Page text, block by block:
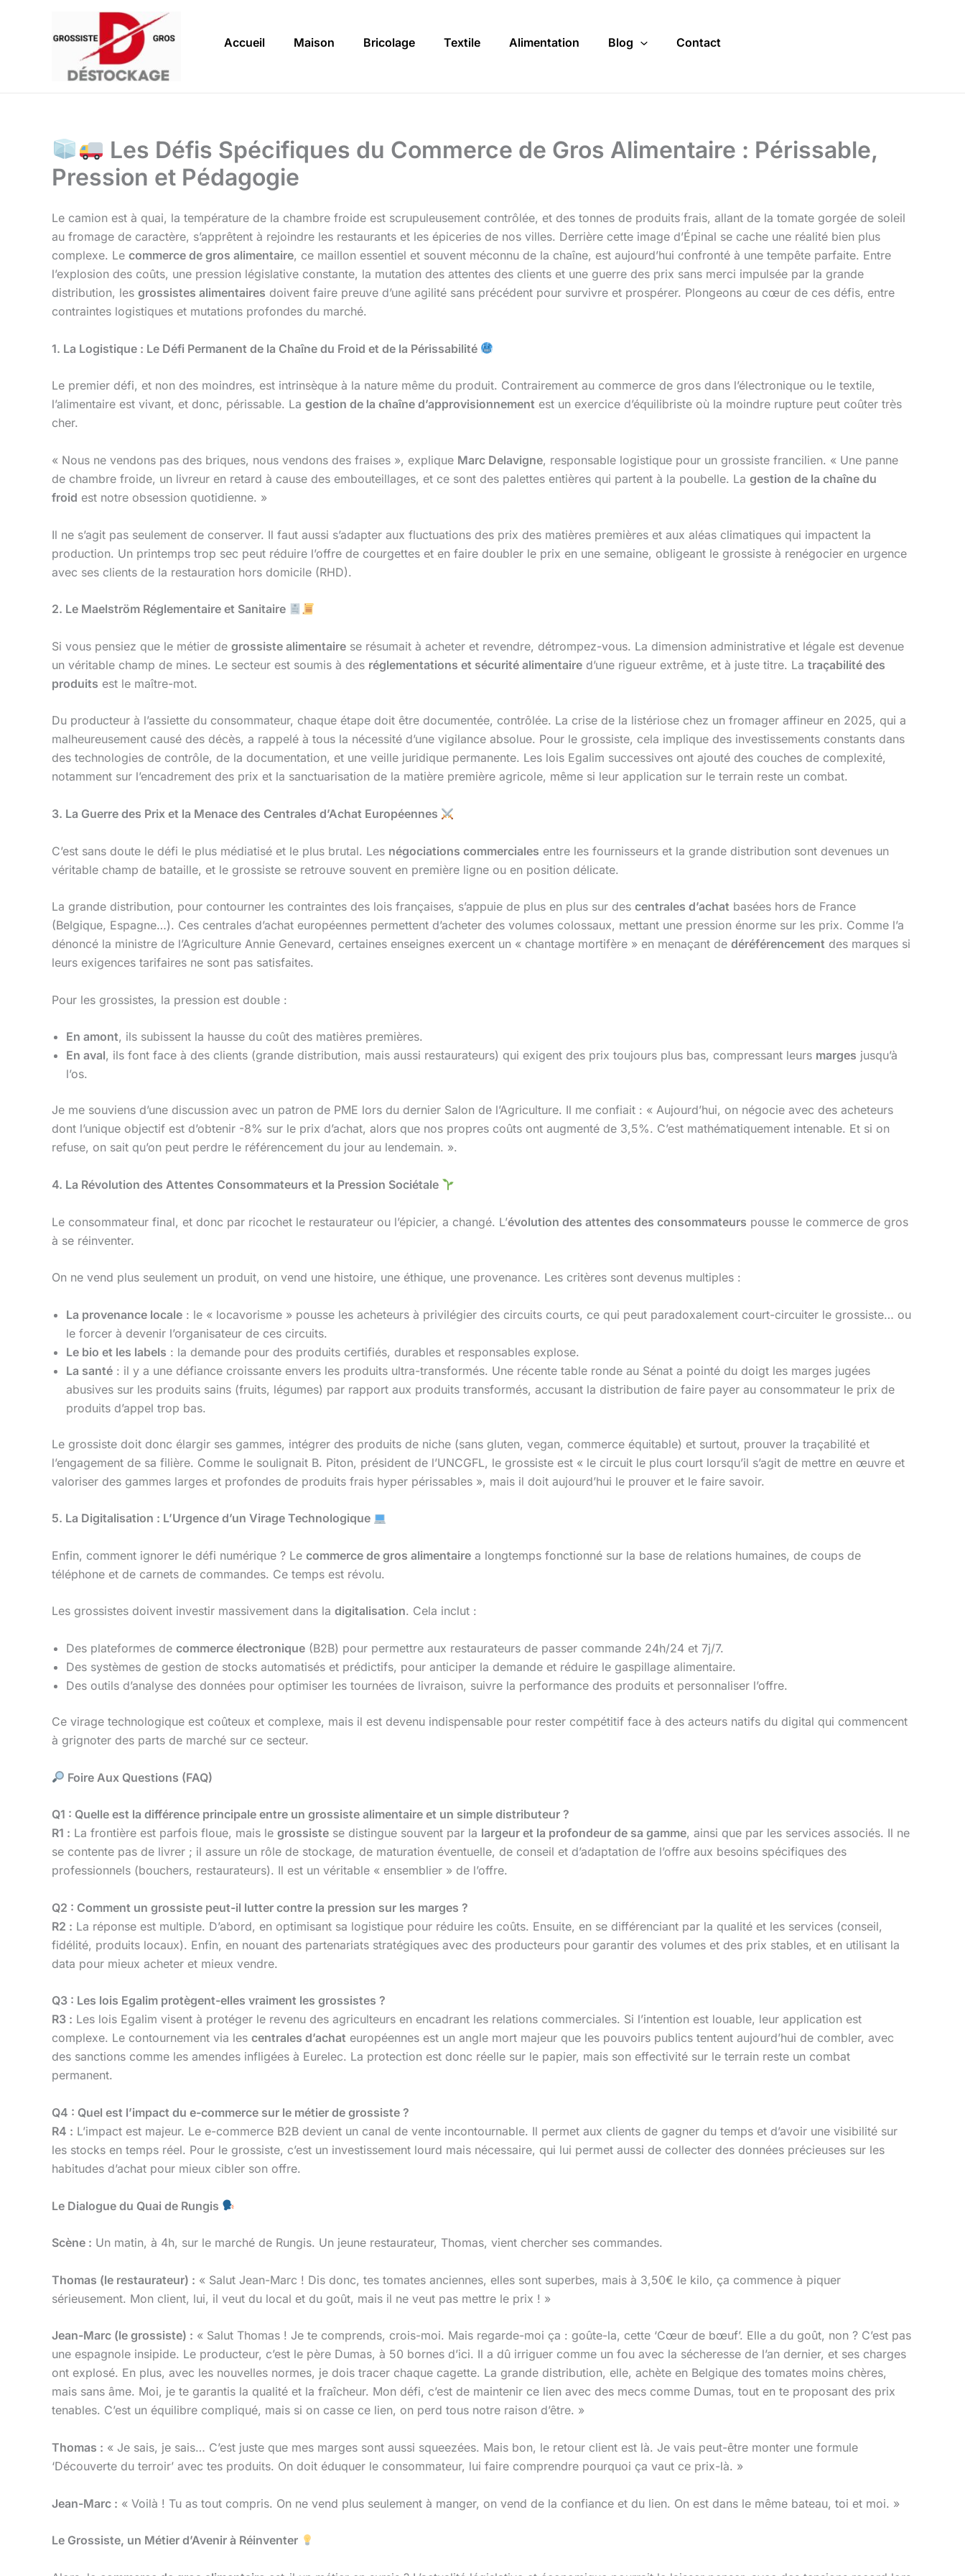
Accueil Maison Bricolage Textile Alimentation Blog Contact
Les Défis Spécifiques du Commerce de Gros Alimentaire : Périssable,
Pression et Pédagogie
Le camion est à quai, la température de la chambre froide est scrupuleusement contrôlée, et des tonnes de produits frais, allant de la tomate gorgée de soleil
au fromage de caractère, s’apprêtent à rejoindre les restaurants et les épiceries de nos villes. Derrière cette image d’Épinal se cache une réalité bien plus
complexe. Le commerce de gros alimentaire, ce maillon essentiel et souvent méconnu de la chaîne, est aujourd’hui confronté à une tempête parfaite. Entre
l’explosion des coûts, une pression législative constante, la mutation des attentes des clients et une guerre des prix sans merci impulsée par la grande
distribution, les grossistes alimentaires doivent faire preuve d’une agilité sans précédent pour survivre et prospérer. Plongeons au cœur de ces défis, entre
contraintes logistiques et mutations profondes du marché.
1. La Logistique : Le Défi Permanent de la Chaîne du Froid et de la Périssabilité
Le premier défi, et non des moindres, est intrinsèque à la nature même du produit. Contrairement au commerce de gros dans l’électronique ou le textile,
l’alimentaire est vivant, et donc, périssable. La gestion de la chaîne d’approvisionnement est un exercice d’équilibriste où la moindre rupture peut coûter très
cher.
« Nous ne vendons pas des briques, nous vendons des fraises », explique Marc Delavigne, responsable logistique pour un grossiste francilien. « Une panne
de chambre froide, un livreur en retard à cause des embouteillages, et ce sont des palettes entières qui partent à la poubelle. La gestion de la chaîne du
froid est notre obsession quotidienne. »
Il ne s’agit pas seulement de conserver. Il faut aussi s’adapter aux fluctuations des prix des matières premières et aux aléas climatiques qui impactent la
production. Un printemps trop sec peut réduire l’offre de courgettes et en faire doubler le prix en une semaine, obligeant le grossiste à renégocier en urgence
avec ses clients de la restauration hors domicile (RHD).
2. Le Maelström Réglementaire et Sanitaire
Si vous pensiez que le métier de grossiste alimentaire se résumait à acheter et revendre, détrompez-vous. La dimension administrative et légale est devenue
un véritable champ de mines. Le secteur est soumis à des réglementations et sécurité alimentaire d’une rigueur extrême, et à juste titre. La traçabilité des
produits est le maître-mot.
Du producteur à l’assiette du consommateur, chaque étape doit être documentée, contrôlée. La crise de la listériose chez un fromager affineur en 2025, qui a
malheureusement causé des décès, a rappelé à tous la nécessité d’une vigilance absolue. Pour le grossiste, cela implique des investissements constants dans
des technologies de contrôle, de la documentation, et une veille juridique permanente. Les lois Egalim successives ont ajouté des couches de complexité,
notamment sur l’encadrement des prix et la sanctuarisation de la matière première agricole, même si leur application sur le terrain reste un combat.
3. La Guerre des Prix et la Menace des Centrales d’Achat Européennes
C’est sans doute le défi le plus médiatisé et le plus brutal. Les négociations commerciales entre les fournisseurs et la grande distribution sont devenues un
véritable champ de bataille, et le grossiste se retrouve souvent en première ligne ou en position délicate.
La grande distribution, pour contourner les contraintes des lois françaises, s’appuie de plus en plus sur des centrales d’achat basées hors de France
(Belgique, Espagne…). Ces centrales d’achat européennes permettent d’acheter des volumes colossaux, mettant une pression énorme sur les prix. Comme l’a
dénoncé la ministre de l’Agriculture Annie Genevard, certaines enseignes exercent un « chantage mortifère » en menaçant de déréférencement des marques si
leurs exigences tarifaires ne sont pas satisfaites.
Pour les grossistes, la pression est double :
En amont, ils subissent la hausse du coût des matières premières.
En aval, ils font face à des clients (grande distribution, mais aussi restaurateurs) qui exigent des prix toujours plus bas, compressant leurs marges jusqu’à
l’os.
Je me souviens d’une discussion avec un patron de PME lors du dernier Salon de l’Agriculture. Il me confiait : « Aujourd’hui, on négocie avec des acheteurs
dont l’unique objectif est d’obtenir -8% sur le prix d’achat, alors que nos propres coûts ont augmenté de 3,5%. C’est mathématiquement intenable. Et si on
refuse, on sait qu’on peut perdre le référencement du jour au lendemain. ».
4. La Révolution des Attentes Consommateurs et la Pression Sociétale
Le consommateur final, et donc par ricochet le restaurateur ou l’épicier, a changé. L’évolution des attentes des consommateurs pousse le commerce de gros
à se réinventer.
On ne vend plus seulement un produit, on vend une histoire, une éthique, une provenance. Les critères sont devenus multiples :
La provenance locale : le « locavorisme » pousse les acheteurs à privilégier des circuits courts, ce qui peut paradoxalement court-circuiter le grossiste… ou
le forcer à devenir l’organisateur de ces circuits.
Le bio et les labels : la demande pour des produits certifiés, durables et responsables explose.
La santé : il y a une défiance croissante envers les produits ultra-transformés. Une récente table ronde au Sénat a pointé du doigt les marges jugées
abusives sur les produits sains (fruits, légumes) par rapport aux produits transformés, accusant la distribution de faire payer au consommateur le prix de
produits d’appel trop bas.
Le grossiste doit donc élargir ses gammes, intégrer des produits de niche (sans gluten, vegan, commerce équitable) et surtout, prouver la traçabilité et
l’engagement de sa filière. Comme le soulignait B. Piton, président de l’UNCGFL, le grossiste est « le circuit le plus court lorsqu’il s’agit de mettre en œuvre et
valoriser des gammes larges et profondes de produits frais hyper périssables », mais il doit aujourd’hui le prouver et le faire savoir.
5. La Digitalisation : L’Urgence d’un Virage Technologique
Enfin, comment ignorer le défi numérique ? Le commerce de gros alimentaire a longtemps fonctionné sur la base de relations humaines, de coups de
téléphone et de carnets de commandes. Ce temps est révolu.
Les grossistes doivent investir massivement dans la digitalisation. Cela inclut :
Des plateformes de commerce électronique (B2B) pour permettre aux restaurateurs de passer commande 24h/24 et 7j/7.
Des systèmes de gestion de stocks automatisés et prédictifs, pour anticiper la demande et réduire le gaspillage alimentaire.
Des outils d’analyse des données pour optimiser les tournées de livraison, suivre la performance des produits et personnaliser l’offre.
Ce virage technologique est coûteux et complexe, mais il est devenu indispensable pour rester compétitif face à des acteurs natifs du digital qui commencent
à grignoter des parts de marché sur ce secteur.
Foire Aux Questions (FAQ)
Q1 : Quelle est la différence principale entre un grossiste alimentaire et un simple distributeur ?
R1 : La frontière est parfois floue, mais le grossiste se distingue souvent par la largeur et la profondeur de sa gamme, ainsi que par les services associés. Il ne
se contente pas de livrer ; il assure un rôle de stockage, de maturation éventuelle, de conseil et d’adaptation de l’offre aux besoins spécifiques des
professionnels (bouchers, restaurateurs). Il est un véritable « ensemblier » de l’offre.
Q2 : Comment un grossiste peut-il lutter contre la pression sur les marges ?
R2 : La réponse est multiple. D’abord, en optimisant sa logistique pour réduire les coûts. Ensuite, en se différenciant par la qualité et les services (conseil,
fidélité, produits locaux). Enfin, en nouant des partenariats stratégiques avec des producteurs pour garantir des volumes et des prix stables, et en utilisant la
data pour mieux acheter et mieux vendre.
Q3 : Les lois Egalim protègent-elles vraiment les grossistes ?
R3 : Les lois Egalim visent à protéger le revenu des agriculteurs en encadrant les relations commerciales. Si l’intention est louable, leur application est
complexe. Le contournement via les centrales d’achat européennes est un angle mort majeur que les pouvoirs publics tentent aujourd’hui de combler, avec
des sanctions comme les amendes infligées à Eurelec. La protection est donc réelle sur le papier, mais son effectivité sur le terrain reste un combat
permanent.
Q4 : Quel est l’impact du e-commerce sur le métier de grossiste ?
R4 : L’impact est majeur. Le e-commerce B2B devient un canal de vente incontournable. Il permet aux clients de gagner du temps et d’avoir une visibilité sur
les stocks en temps réel. Pour le grossiste, c’est un investissement lourd mais nécessaire, qui lui permet aussi de collecter des données précieuses sur les
habitudes d’achat pour mieux cibler son offre.
Le Dialogue du Quai de Rungis
Scène : Un matin, à 4h, sur le marché de Rungis. Un jeune restaurateur, Thomas, vient chercher ses commandes.
Thomas (le restaurateur) : « Salut Jean-Marc ! Dis donc, tes tomates anciennes, elles sont superbes, mais à 3,50€ le kilo, ça commence à piquer
sérieusement. Mon client, lui, il veut du local et du goût, mais il ne veut pas mettre le prix ! »
Jean-Marc (le grossiste) : « Salut Thomas ! Je te comprends, crois-moi. Mais regarde-moi ça : goûte-la, cette ‘Cœur de bœuf’. Elle a du goût, non ? C’est pas
une espagnole insipide. Le producteur, c’est le père Dumas, à 50 bornes d’ici. Il a dû irriguer comme un fou avec la sécheresse de l’an dernier, et ses charges
ont explosé. En plus, avec les nouvelles normes, je dois tracer chaque cagette. La grande distribution, elle, achète en Belgique des tomates moins chères,
mais sans âme. Moi, je te garantis la qualité et la fraîcheur. Mon défi, c’est de maintenir ce lien avec des mecs comme Dumas, tout en te proposant des prix
tenables. C’est un équilibre compliqué, mais si on casse ce lien, on perd tous notre raison d’être. »
Thomas : « Je sais, je sais… C’est juste que mes marges sont aussi squeezées. Mais bon, le retour client est là. Je vais peut-être monter une formule
‘Découverte du terroir’ avec tes produits. On doit éduquer le consommateur, lui faire comprendre pourquoi ça vaut ce prix-là. »
Jean-Marc : « Voilà ! Tu as tout compris. On ne vend plus seulement à manger, on vend de la confiance et du lien. On est dans le même bateau, toi et moi. »
Le Grossiste, un Métier d’Avenir à Réinventer